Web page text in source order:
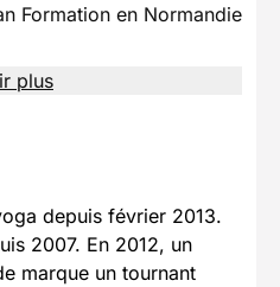
Formation en Normandie
plus
depuis février 2013.
2007. En 2012, un
marque un tournant